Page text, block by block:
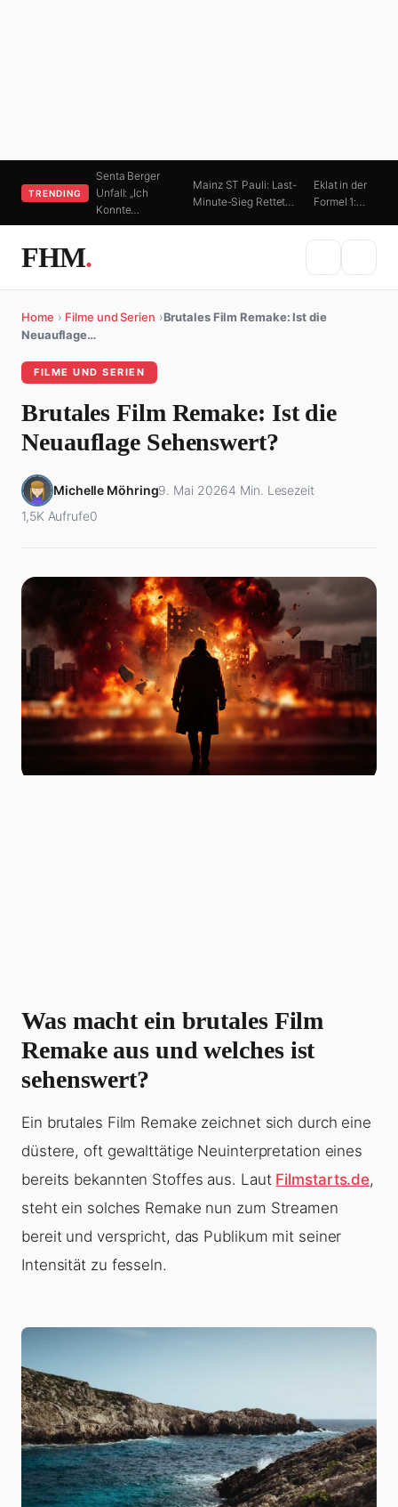
TRENDING
Senta Berger
Unfall: „Ich
Konnte…
Mainz ST Pauli: Last-
Minute-Sieg Rettet…
Eklat in der
Formel 1:…
FHM.
Home › Filme und Serien ›Brutales Film Remake: Ist die
Neuauflage…
FILME UND SERIEN
Brutales Film Remake: Ist die
Neuauflage Sehenswert?
Michelle Möhring9. Mai 20264 Min. Lesezeit
1,5K Aufrufe0
Was macht ein brutales Film
Remake aus und welches ist
sehenswert?
Ein brutales Film Remake zeichnet sich durch eine
düstere, oft gewalttätige Neuinterpretation eines
bereits bekannten Stoffes aus. Laut Filmstarts.de,
steht ein solches Remake nun zum Streamen
bereit und verspricht, das Publikum mit seiner
Intensität zu fesseln.